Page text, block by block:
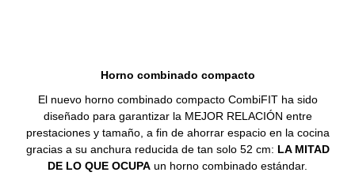
Horno combinado compacto
El nuevo horno combinado compacto CombiFIT ha sido
diseñado para garantizar la MEJOR RELACIÓN entre
prestaciones y tamaño, a fin de ahorrar espacio en la cocina
gracias a su anchura reducida de tan solo 52 cm: LA MITAD
DE LO QUE OCUPA un horno combinado estándar.